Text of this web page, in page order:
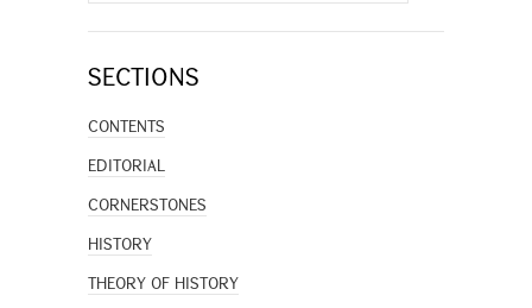
SECTIONS
CONTENTS
EDITORIAL
CORNERSTONES
HISTORY
THEORY OF HISTORY